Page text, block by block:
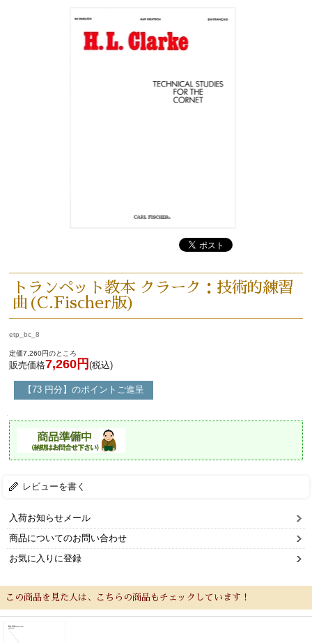
トランペット教本 クラーク：技術的練習
曲(C.Fischer版)
etp_bc_8
定価7,260円のところ
販売価格7,260円 (税込)
【73 円分】のポイントご進呈
レビューを書く
入荷お知らせメール
商品についてのお問い合わせ
お気に入りに登録
この商品を見た人は、こちらの商品もチェックしています！